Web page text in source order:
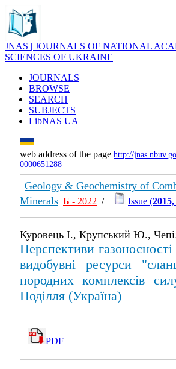
JNAS | JOURNALS OF NATIONAL
SCIENCES OF UKRAINE
JOURNALS
BROWSE
SEARCH
SUBJECTS
LibNAS UA
web address of the page http://
0000651288
Geology & Geochemistry of
Minerals Б - 2022 / Issue (
Куровець І., Крупський Ю.,
Перспективи
видобувні ресурси
породних комплексів
Поділля (Україна)
PDF